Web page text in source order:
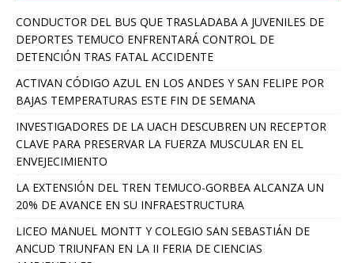
CONDUCTOR DEL BUS QUE TRASLADABA A JUVENILES DE
DEPORTES TEMUCO ENFRENTARÁ CONTROL DE
DETENCIÓN TRAS FATAL ACCIDENTE
ACTIVAN CÓDIGO AZUL EN LOS ANDES Y SAN FELIPE POR
BAJAS TEMPERATURAS ESTE FIN DE SEMANA
INVESTIGADORES DE LA UACH DESCUBREN UN RECEPTOR
CLAVE PARA PRESERVAR LA FUERZA MUSCULAR EN EL
ENVEJECIMIENTO
LA EXTENSIÓN DEL TREN TEMUCO-GORBEA ALCANZA UN
20% DE AVANCE EN SU INFRAESTRUCTURA
LICEO MANUEL MONTT Y COLEGIO SAN SEBASTIÁN DE
ANCUD TRIUNFAN EN LA II FERIA DE CIENCIAS